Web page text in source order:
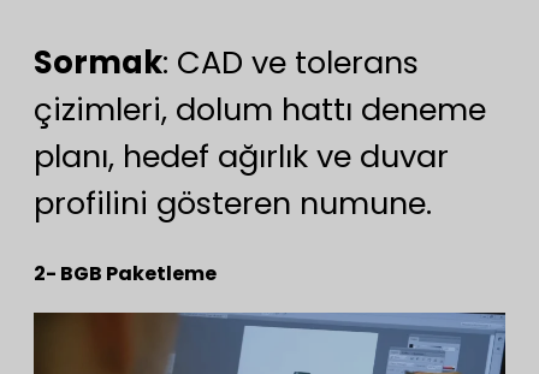
Sormak: CAD ve tolerans
çizimleri, dolum hattı deneme
planı, hedef ağırlık ve duvar
profilini gösteren numune.
2- BGB Paketleme